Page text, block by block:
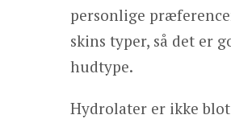
personlige
skins typer, så det er
hudtype.
Hydrolater er ikke